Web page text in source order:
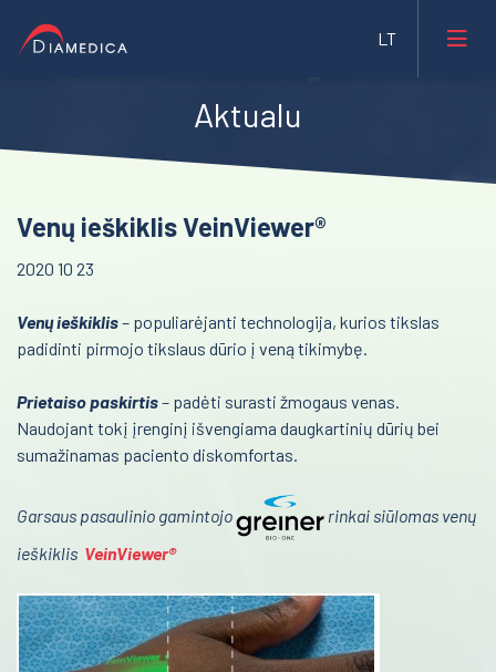
Farmacija ir maisto pramonė
Gyvybės mokslai
automatizavimas
Fizioterapinė ir reabilitacinė įranga
Pulmonologija ir alergologija
Akušerija ir ginekologija
Gastroenterologija
Infekcinės ligos
Endokrinologija
Anesteziologija
Kraujo centras
Aktualu
Venų ieškiklis VeinViewer®
2020 10 23
Venų ieškiklis– populiarėjanti technologija, kurios tikslas
padidinti pirmojo tikslaus dūrio į veną tikimybę.
Prietaiso paskirtis– padėti surasti žmogaus venas.
Naudojant tokį įrenginį išvengiama daugkartinių dūrių bei
sumažinamas paciento diskomfortas.
Garsaus pasaulinio gamintojo
rinkai siūlomas venų
ieškiklis VeinViewer®